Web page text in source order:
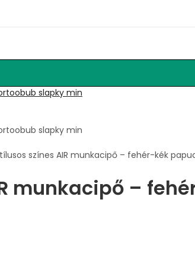
színes AIR munkacipő – fehér-kék
munkacipő –